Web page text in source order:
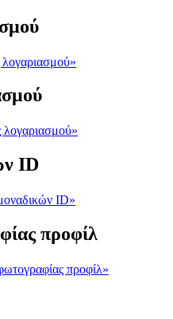
λογαριασμού»
ID
ID»
προφίλ
προφίλ»